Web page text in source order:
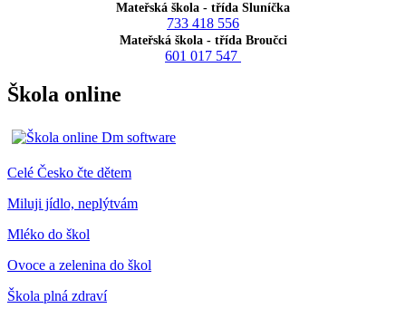
Mateřská škola - třída Sluníčka
733 418 556
Mateřská škola - třída Broučci
601 017 547
Škola online
Celé Česko čte dětem
Miluji jídlo, neplýtvám
Mléko do škol
Ovoce a zelenina do škol
Škola plná zdraví